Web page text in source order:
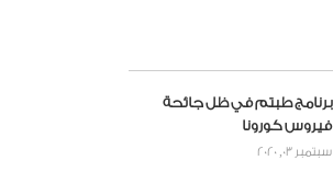
برنامج طبتم في ظل جائحة
فيروس كورونا
سبتمبر 03, 2020